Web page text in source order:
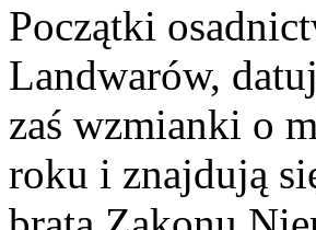
Początki
Landwarów,
zaś wzmianki o
roku i znajdują